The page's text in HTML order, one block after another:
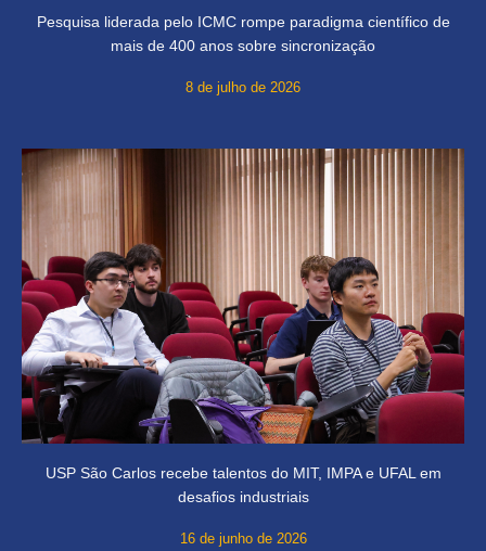
Pesquisa liderada pelo ICMC rompe paradigma científico de
mais de 400 anos sobre sincronização
8 de julho de 2026
USP São Carlos recebe talentos do MIT, IMPA e UFAL em
desafios industriais
16 de junho de 2026